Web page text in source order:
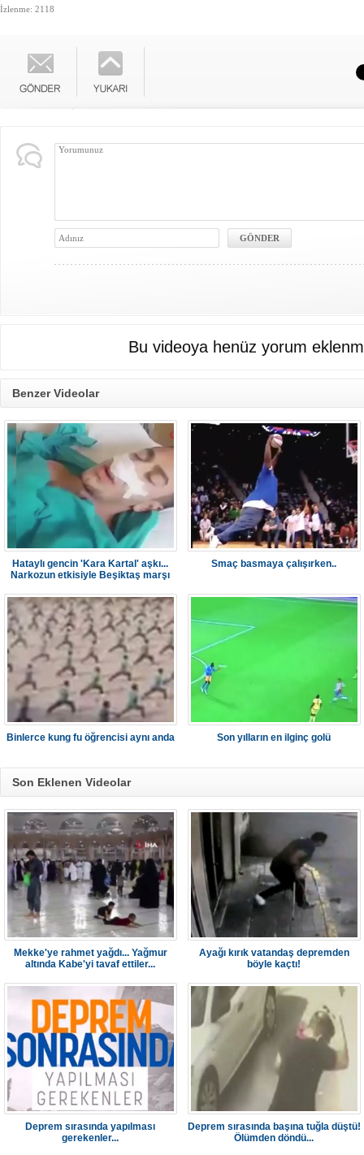
İzlenme: 2118
Bu videoya henüz yorum
Benzer Videolar
Hataylı gencin 'Kara Kartal' aşkı...
Narkozun etkisiyle Beşiktaş marşı
Smaç basmaya çalışırken..
Binlerce kung fu öğrencisi aynı anda Son yılların en ilginç golü
Son Eklenen Videolar
Mekke'ye rahmet yağdı... Yağmur
altında Kabe'yi tavaf ettiler...
Ayağı kırık vatandaş depremden
böyle kaçtı!
Deprem sırasında yapılması
gerekenler...
Deprem sırasında başına tuğla düştü!
Ölümden döndü...